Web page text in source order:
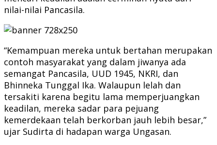
nilai-nilai Pancasila.
“Kemampuan mereka untuk bertahan merupakan
contoh masyarakat yang dalam jiwanya ada
semangat Pancasila, UUD 1945, NKRI, dan
Bhinneka Tunggal Ika. Walaupun lelah dan
tersakiti karena begitu lama memperjuangkan
keadilan, mereka sadar para pejuang
kemerdekaan telah berkorban jauh lebih besar,”
ujar Sudirta di hadapan warga Ungasan.